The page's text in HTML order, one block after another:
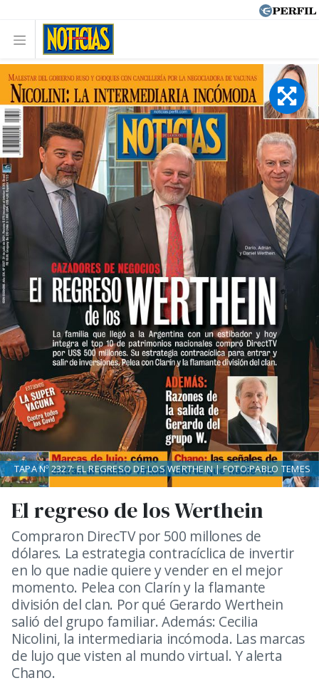
El regreso de los Werthein
Compraron DirecTV por 500 millones de
dólares. La estrategia contracíclica de invertir
en lo que nadie quiere y vender en el mejor
momento. Pelea con Clarín y la flamante
división del clan. Por qué Gerardo Werthein
salió del grupo familiar. Además: Cecilia
Nicolini, la intermediaria incómoda. Las marcas
de lujo que visten al mundo virtual. Y alerta
Chano.
TAPA Nº 2327: EL REGRESO DE LOS WERTHEIN | FOTO:PABLO TEMES